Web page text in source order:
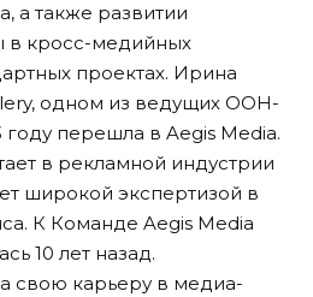
а также развитии
в кросс-медийных
проектах. Ирина
одном из ведущих ООН-
перешла в Aegis Media.
в рекламной индустрии
широкой экспертизой в
К Команде Aegis Media
10 лет назад.
свою карьеру в медиа-